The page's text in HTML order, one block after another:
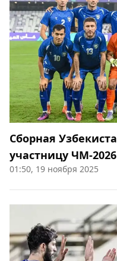
Сборная
участницу ЧМ-
01:50, 19 ноября 2025